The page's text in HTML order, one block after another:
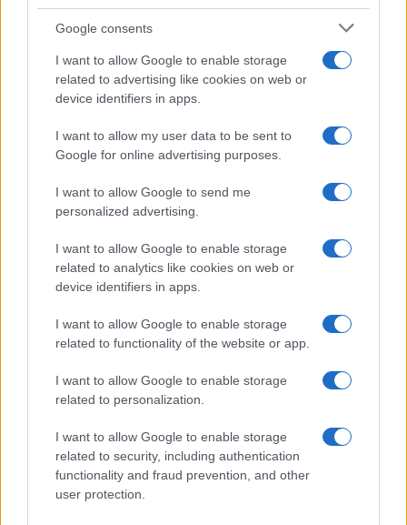
Google consents
I want to allow Google to enable storage
related to advertising like cookies on web or
device identifiers in apps.
I want to allow my user data to be sent to
Google for online advertising purposes.
I want to allow Google to send me
personalized advertising.
I want to allow Google to enable storage
related to analytics like cookies on web or
device identifiers in apps.
I want to allow Google to enable storage
related to functionality of the website or app.
I want to allow Google to enable storage
related to personalization.
I want to allow Google to enable storage
related to security, including authentication
functionality and fraud prevention, and other
user protection.
Ατρόμητος και Novibet
συνεχίζουν μαζί: Ανανέωση
το 2028
δεικτών FTSE4Good
άνοιξε τις πύλες του σε όλους
JAHFA
Ηλεκτροκίνηση
Ιαπωνία Κόσμος